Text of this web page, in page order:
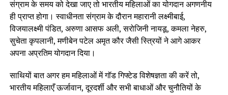
संग्राम के समय को देखा जाए तो भारतीय महिलाओं का योगदान अगणनीय
ही प्राप्त होगा। स्वाधीनता संग्राम के दौरान महारानी लक्ष्मीबाई,
विजयालक्ष्मी पंडित, अरुणा आसफ अली, सरोजिनी नायडू, कमला नेहरु,
सुचेता कृपलानी, मणीबेन पटेल अमृत कौर जैसी स्त्रियों ने आगे आकर
अपना अप्रतिम योगदान दिया।
साथियों बात अगर हम महिलाओं में गॉड गिफ्टेड विशेषज्ञता की करें तो,
भारतीय महिलाएँ ऊर्जावान, दूरदर्शी और सभी बाधाओं और चुनौतियों के